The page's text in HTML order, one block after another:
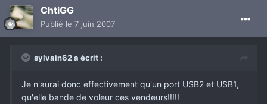
ChtiGG
Publié le 7 juin 2007
sylvain62 a écrit :
Je n'aurai donc effectivement qu'un port USB2 et USB1,
qu'elle bande de voleur ces vendeurs!!!!!